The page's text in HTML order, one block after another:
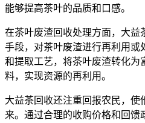
能够提高茶叶的品质和口感。
在茶叶废渣回收处理方面，大益
手段，对茶叶废渣进行再利用或
和提取工艺，将茶叶废渣转化为
料，实现资源的再利用。
大益茶回收还注重回报农民，使
来。通过合理的收购价格和回馈